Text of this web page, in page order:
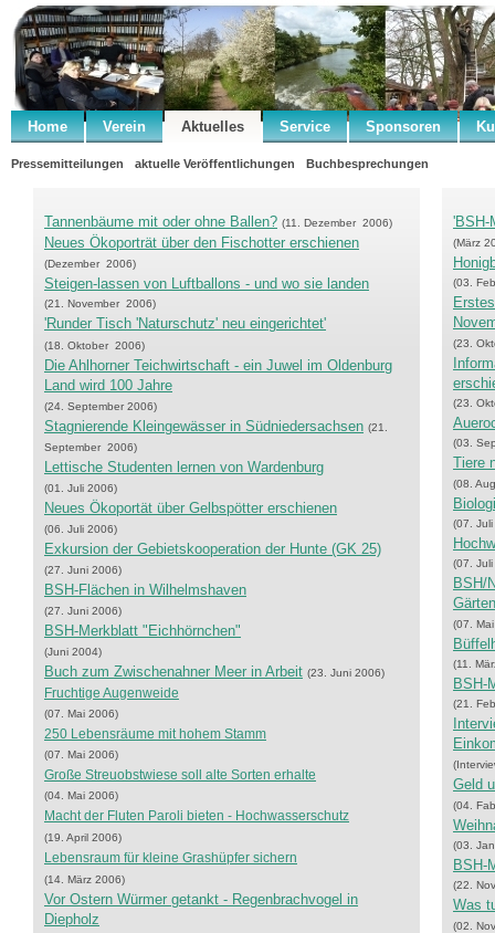
Home Verein Aktuelles Service Sponsoren
Pressemitteilungen aktuelle Veröffentlichungen Buchbesprechungen
Tannenbäume mit oder ohne Ballen? (11. Dezember 2006)
Neues Ökoporträt über den Fischotter erschienen
(Dezember 2006)
Steigen-lassen von Luftballons - und wo sie landen
(21. November 2006)
'Runder Tisch 'Naturschutz' neu eingerichtet'
(18. Oktober 2006)
Die Ahlhorner Teichwirtschaft - ein Juwel im Oldenburg
Land wird 100 Jahre
(24. September 2006)
Stagnierende Kleingewässer in Südniedersachsen (21.
September 2006)
Lettische Studenten lernen von Wardenburg
(01. Juli 2006)
Neues Ökoportät über Gelbspötter erschienen
(06. Juli 2006)
Exkursion der Gebietskooperation der Hunte (GK 25)
(27. Juni 2006)
BSH-Flächen in Wilhelmshaven
(27. Juni 2006)
BSH-Merkblatt "Eichhörnchen"
(Juni 2004)
Buch zum Zwischenahner Meer in Arbeit (23. Juni 2006)
Fruchtige Augenweide
(07. Mai 2006)
250 Lebensräume mit hohem Stamm
(07. Mai 2006)
Große Streuobstwiese soll alte Sorten erhalte
(04. Mai 2006)
Macht der Fluten Paroli bieten - Hochwasserschutz
(19. April 2006)
Lebensraum für kleine Grashüpfer sichern
(14. März 2006)
Vor Ostern Würmer getankt - Regenbrachvogel in
Diepholz
'BSH-
(März
(03.
(23.
(23.
(03.
Tiere
(08.
(07.
(07.
BSH/
Gärten
(07.
(11.
BSH-
(21.
Geld
(04.
(03.
BSH-
(22.
Was
(02.